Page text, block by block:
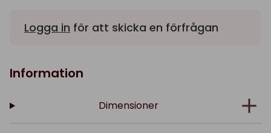
Logga in för att skicka en förfrågan
Information
Dimensioner